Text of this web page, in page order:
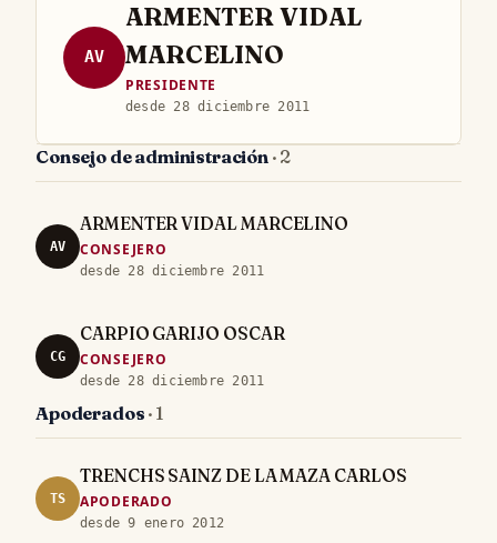
AV
ARMENTER VIDAL
MARCELINO
PRESIDENTE
desde 28 diciembre 2011
Consejo de administración · 2
AV
ARMENTER VIDAL MARCELINO
CONSEJERO
desde 28 diciembre 2011
CG
CARPIO GARIJO OSCAR
CONSEJERO
desde 28 diciembre 2011
Apoderados · 1
TS
TRENCHS SAINZ DE LA MAZA CARLOS
APODERADO
desde 9 enero 2012